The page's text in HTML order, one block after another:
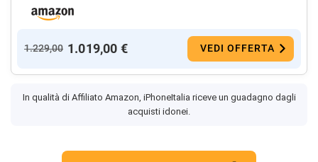
1.229,00 1.019,00 € VEDI OFFERTA
In qualità di Affiliato Amazon, iPhoneItalia riceve un guadagno dagli
acquisti idonei.